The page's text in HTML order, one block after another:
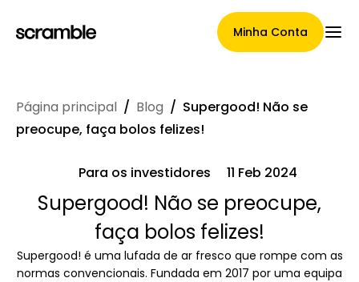
Minha Conta
Página Principal
Termos de cessão de
reclamações
Página principal / Blog / Supergood! Não se
preocupe, faça bolos felizes!
Para os investidores 11 Feb 2024
Supergood! Não se preocupe,
faça bolos felizes!
Supergood! é uma lufada de ar fresco que rompe com as
normas convencionais. Fundada em 2017 por uma equipa